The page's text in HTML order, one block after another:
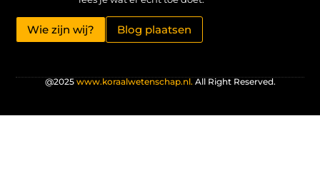
Wie zijn wij? Blog plaatsen
@2025 www.koraalwetenschap.nl. All Right Reserved.